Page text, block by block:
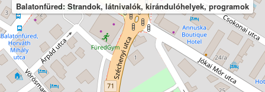
Balatonfüred: Strandok, látnivalók, kirándulóhelyek, programok